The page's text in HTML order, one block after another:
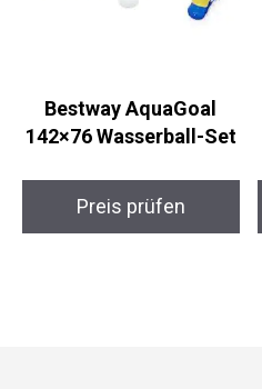
Bestway AquaGoal
142×76 Wasserball-Set
Preis prüfen